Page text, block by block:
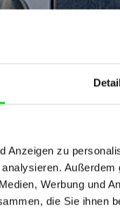
Anzeigen zu
Werbung und
die Sie ihnen